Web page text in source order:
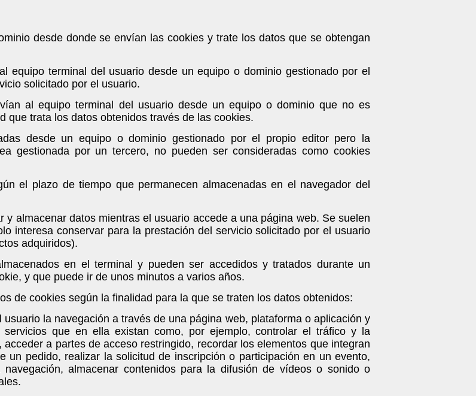
desde donde se envían las cookies y trate los datos que se obtengan
equipo terminal del usuario desde un equipo o dominio gestionado por el
solicitado por el usuario.
al equipo terminal del usuario desde un equipo o dominio que no es
que trata los datos obtenidos través de las cookies.
desde un equipo o dominio gestionado por el propio editor pero la
gestionada por un tercero, no pueden ser consideradas como cookies
el plazo de tiempo que permanecen almacenadas en el navegador del
y almacenar datos mientras el usuario accede a una página web. Se suelen
interesa conservar para la prestación del servicio solicitado por el usuario
adquiridos).
en el terminal y pueden ser accedidos y tratados durante un
y que puede ir de unos minutos a varios años.
de cookies según la finalidad para la que se traten los datos obtenidos:
la navegación a través de una página web, plataforma o aplicación y
que en ella existan como, por ejemplo, controlar el tráfico y la
a partes de acceso restringido, recordar los elementos que integran
un pedido, realizar la solicitud de inscripción o participación en un evento,
almacenar contenidos para la difusión de vídeos o sonido o